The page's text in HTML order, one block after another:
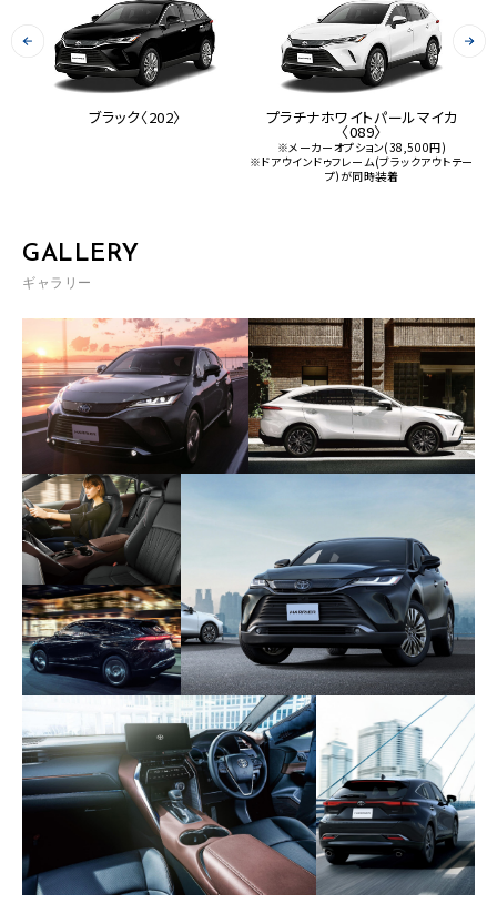
ブラック〈202〉 プラチナホワイトパールマイカ
〈089〉
※メーカーオプション(38,500円)
※ドアウインドゥフレーム(ブラックアウトテー
プ)が同時装着
GALLERY
ギャラリー